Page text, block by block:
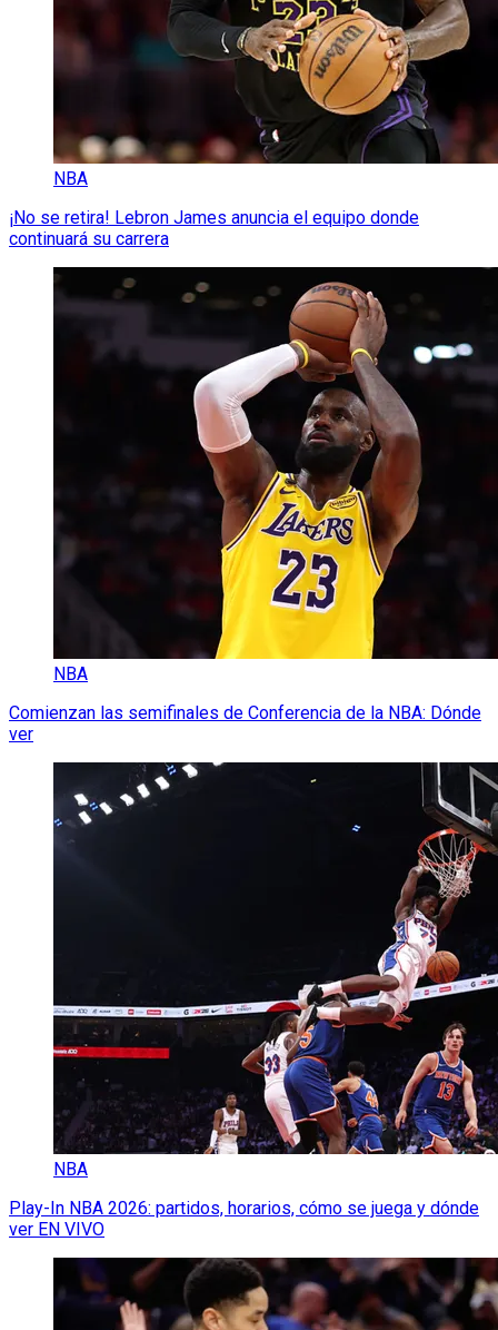
NBA
¡No se retira! Lebron James anuncia el equipo donde
continuará su carrera
NBA
Comienzan las semifinales de Conferencia de la NBA: Dónde
ver
NBA
Play-In NBA 2026: partidos, horarios, cómo se juega y dónde
ver EN VIVO